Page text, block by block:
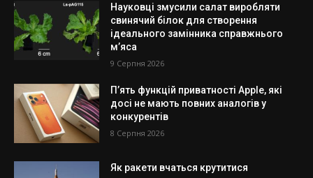
Науковці змусили салат виробляти
свинячий білок для створення
ідеального замінника справжнього
м’яса
9 Серпня 2026
П’ять функцій приватності Apple, які
досі не мають повних аналогів у
конкурентів
8 Серпня 2026
Як ракети вчаться крутитися